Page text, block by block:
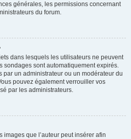
générales, les permissions concernant
du forum.
dans lesquels les utilisateurs ne peuvent
sondages sont automatiquement expirés.
par un administrateur ou un modérateur du
pouvez également verrouiller vos
par les administrateurs.
images que l’auteur peut insérer afin